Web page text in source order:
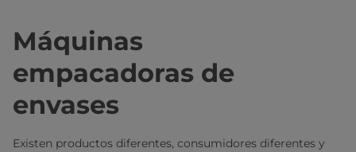
Máquinas
empacadoras de
envases
Existen productos diferentes, consumidores diferentes y